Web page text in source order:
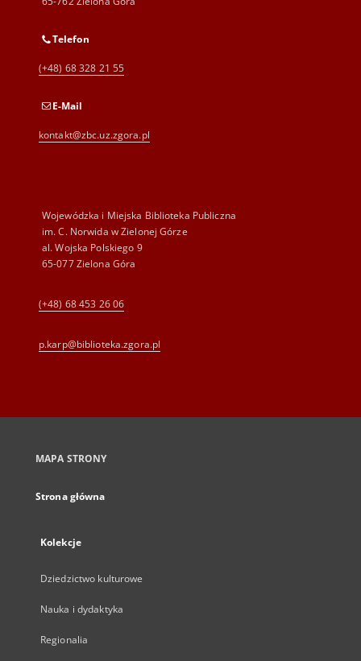
Telefon
(+48) 68 328 21 55
E-Mail
kontakt@zbc.uz.zgora.pl
Wojewódzka i Miejska Biblioteka Publiczna
im. C. Norwida w Zielonej Górze
al. Wojska Polskiego 9
65-077 Zielona Góra
(+48) 68 453 26 06
p.karp@biblioteka.zgora.pl
MAPA STRONY
Strona główna
Kolekcje
Dziedzictwo kulturowe
Nauka i dydaktyka
Regionalia